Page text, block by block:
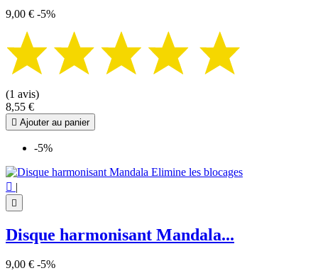
9,00 € -5%
(1 avis)
8,55 €
 Ajouter au panier
-5%
 |

Disque harmonisant Mandala...
9,00 € -5%